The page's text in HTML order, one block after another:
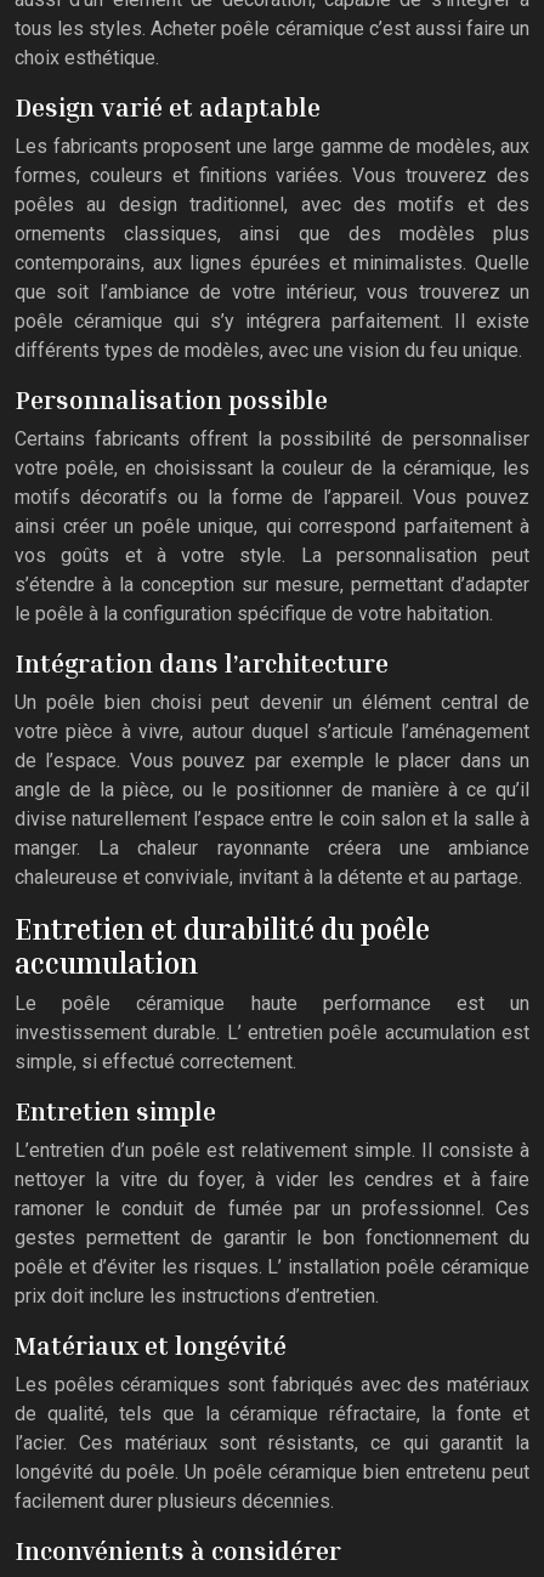
tous les styles. Acheter poêle céramique c’est aussi faire un
choix esthétique.
Design varié et adaptable
Les fabricants proposent une large gamme de modèles, aux
formes, couleurs et finitions variées. Vous trouverez des
poêles au design traditionnel, avec des motifs et des
ornements classiques, ainsi que des modèles plus
contemporains, aux lignes épurées et minimalistes. Quelle
que soit l’ambiance de votre intérieur, vous trouverez un
poêle céramique qui s’y intégrera parfaitement. Il existe
différents types de modèles, avec une vision du feu unique.
Personnalisation possible
Certains fabricants offrent la possibilité de personnaliser
votre poêle, en choisissant la couleur de la céramique, les
motifs décoratifs ou la forme de l’appareil. Vous pouvez
ainsi créer un poêle unique, qui correspond parfaitement à
vos goûts et à votre style. La personnalisation peut
s’étendre à la conception sur mesure, permettant d’adapter
le poêle à la configuration spécifique de votre habitation.
Intégration dans l’architecture
Un poêle bien choisi peut devenir un élément central de
votre pièce à vivre, autour duquel s’articule l’aménagement
de l’espace. Vous pouvez par exemple le placer dans un
angle de la pièce, ou le positionner de manière à ce qu’il
divise naturellement l’espace entre le coin salon et la salle à
manger. La chaleur rayonnante créera une ambiance
chaleureuse et conviviale, invitant à la détente et au partage.
Entretien et durabilité du poêle
accumulation
Le poêle céramique haute performance est un
investissement durable. L’ entretien poêle accumulation est
simple, si effectué correctement.
Entretien simple
L’entretien d’un poêle est relativement simple. Il consiste à
nettoyer la vitre du foyer, à vider les cendres et à faire
ramoner le conduit de fumée par un professionnel. Ces
gestes permettent de garantir le bon fonctionnement du
poêle et d’éviter les risques. L’ installation poêle céramique
prix doit inclure les instructions d’entretien.
Matériaux et longévité
Les poêles céramiques sont fabriqués avec des matériaux
de qualité, tels que la céramique réfractaire, la fonte et
l’acier. Ces matériaux sont résistants, ce qui garantit la
longévité du poêle. Un poêle céramique bien entretenu peut
facilement durer plusieurs décennies.
Inconvénients à considérer